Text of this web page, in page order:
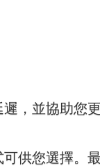
，並協助您更
供您選擇。